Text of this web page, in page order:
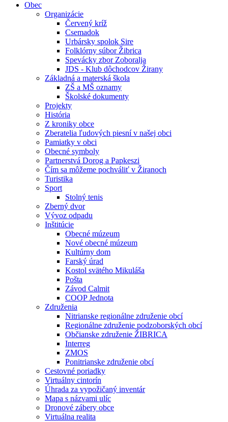
Obec
Organizácie
Červený kríž
Csemadok
Urbársky spolok Sire
Folklórny súbor Žibrica
Spevácky zbor Zoboralja
JDS - Klub dôchodcov Žirany
Základná a materská škola
ZŠ a MŠ oznamy
Školské dokumenty
Projekty
História
Z kroniky obce
Zberatelia ľudových piesní v našej obci
Pamiatky v obci
Obecné symboly
Partnerstvá Dorog a Papkeszi
Čím sa môžeme pochváliť v Žiranoch
Turistika
Sport
Stolný tenis
Zberný dvor
Vývoz odpadu
Inštitúcie
Obecné múzeum
Nové obecné múzeum
Kultúrny dom
Farský úrad
Kostol svätého Mikuláša
Pošta
Závod Calmit
COOP Jednota
Združenia
Nitrianske regionálne združenie obcí
Regionálne združenie podzoborských obcí
Občianske združenie ŽIBRICA
Interreg
ZMOS
Ponitrianske združenie obcí
Cestovné poriadky
Virtuálny cintorín
Úhrada za vypožičaný inventár
Mapa s názvami ulíc
Dronové zábery obce
Virtuálna realita